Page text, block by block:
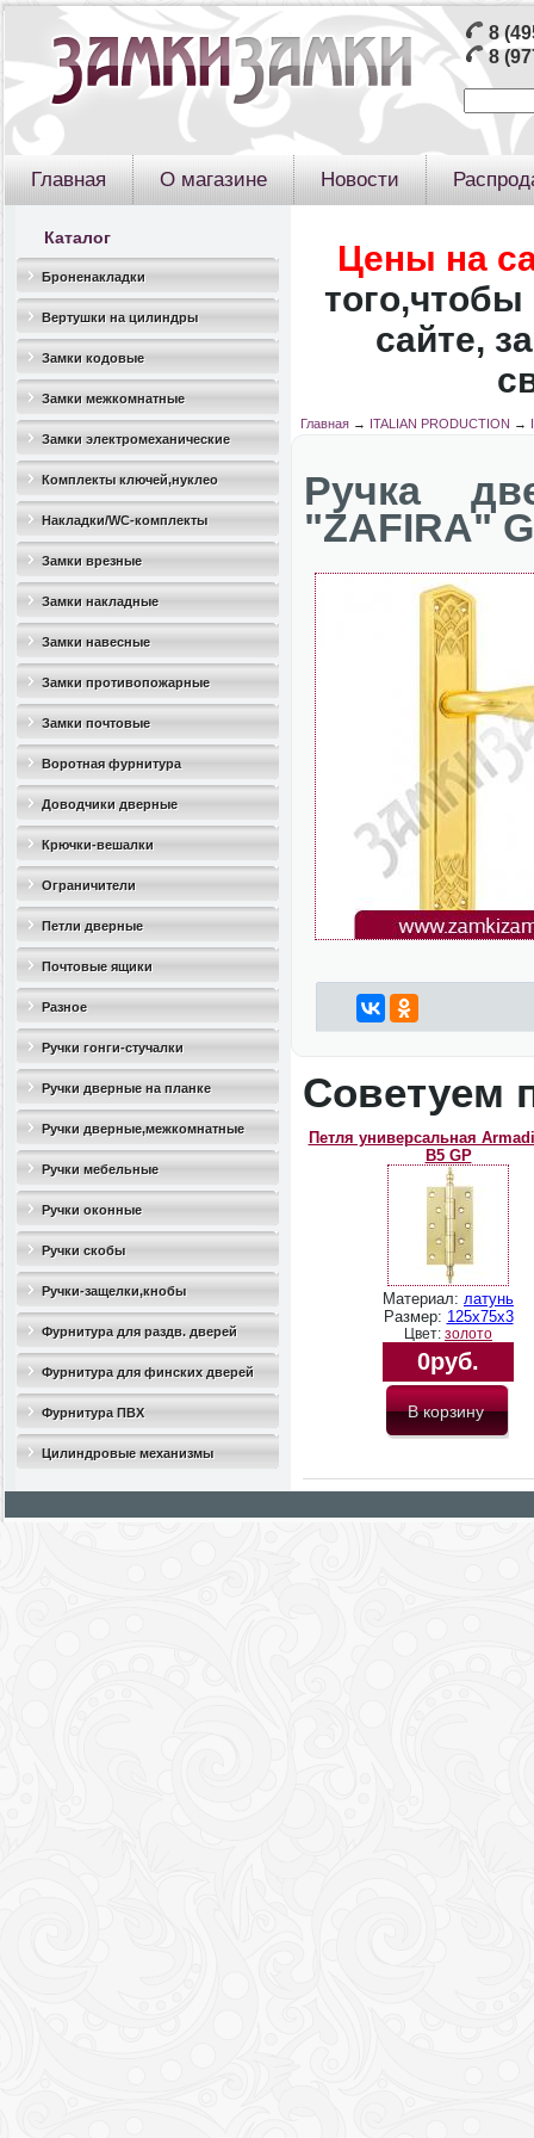
8
8
Главная О магазине Новости
Каталог
Броненакладки
Вертушки на цилиндры
Замки кодовые
Замки межкомнатные
Замки электромеханические
Комплекты ключей,нуклео
Накладки/WC-комплекты
Замки врезные
Замки накладные
Замки навесные
Замки противопожарные
Замки почтовые
Воротная фурнитура
Доводчики дверные
Крючки-вешалки
Ограничители
дверные(стопоры)
Петли дверные
Почтовые ящики
Разное
Ручки гонги-стучалки
Ручки дверные на планке
Ручки дверные,межкомнатные
Ручки мебельные
Ручки оконные
Ручки скобы
Ручки-защелки,кнобы
Фурнитура для раздв. дверей
Фурнитура для финских дверей
Фурнитура ПВХ
Цилиндровые механизмы
Цены на
того,чтобы
сайте,
Главная→ ITALIAN PRODUCTION →
Ручка
"ZAFIRA"
Советуем
Петля универсальная
B5 GP
Материал: латунь
Размер: 125х75х3
Цвет: золото
0руб.